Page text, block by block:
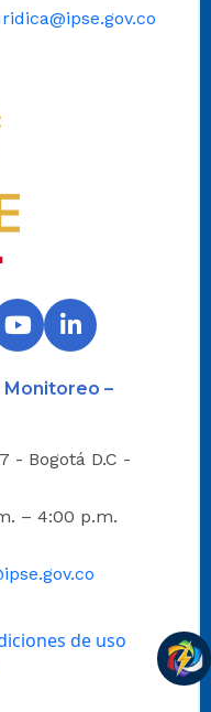
–
- Bogotá D.C -
– 4:00 p.m.
de uso